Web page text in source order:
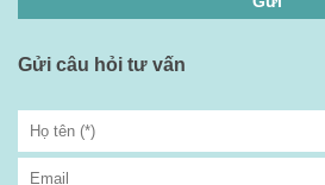
Gửi câu hỏi tư vấn